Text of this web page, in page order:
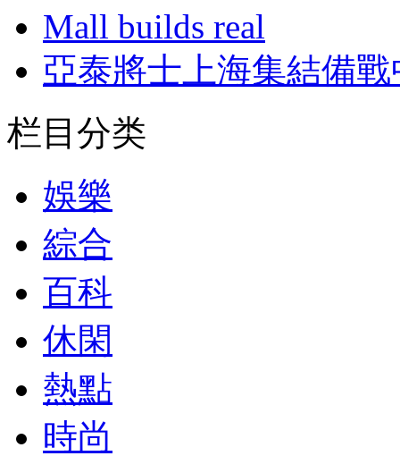
Mall builds real
亞泰將士上海集結備
栏目分类
娛樂
綜合
百科
休閑
熱點
時尚